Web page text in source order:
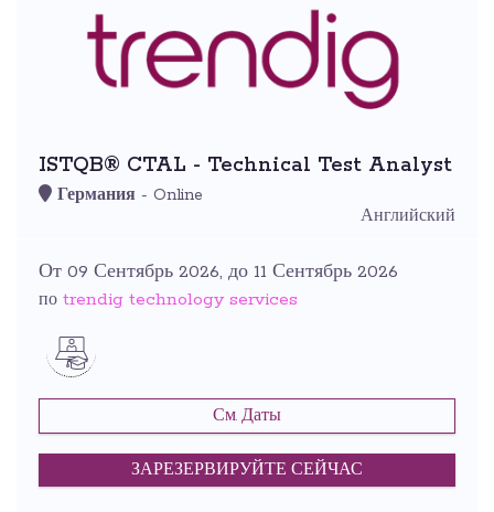
ISTQB® CTAL - Technical Test Analyst
Германия - Online
Английский
От 09 Сентябрь 2026, до 11 Сентябрь 2026
по trendig technology services
См. Даты
ЗАРЕЗЕРВИРУЙТЕ СЕЙЧАС